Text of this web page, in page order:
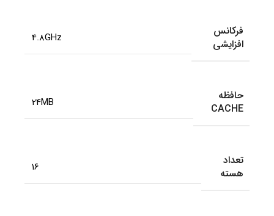
فرکانس
افزایشی
4.8GHz
حافظه
CACHE
24MB
تعداد
هسته
16